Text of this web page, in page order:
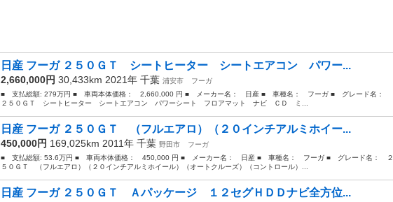
日産 フーガ ２５０ＧＴ シートヒーター シートエアコン パワー...
2,660,000円 30,433km 2021年 千葉 浦安市
フーガ
■ 支払総額: 279万円 ■ 車両本体価格： 2,660,000 円 ■ メーカー名： 日産 ■ 車種名： フーガ ■ グレード名：
２５０ＧＴ シートヒーター シートエアコン パワーシート フロアマット ナビ ＣＤ ミ...
日産 フーガ ２５０ＧＴ （フルエアロ）（２０インチアルミホイー...
450,000円 169,025km 2011年 千葉 野田市
フーガ
■ 支払総額: 53.6万円 ■ 車両本体価格： 450,000 円 ■ メーカー名： 日産 ■ 車種名： フーガ ■ グレード名： ２
５０ＧＴ （フルエアロ）（２０インチアルミホイール）（オートクルーズ）（コントロール）...
日産 フーガ ２５０ＧＴ Ａパッケージ １２セグＨＤＤナビ全方位...